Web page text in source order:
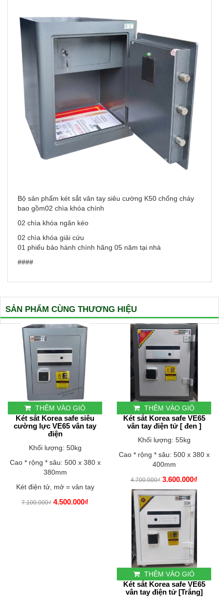
Bộ sản phẩm két sắt vân tay siêu cường K50 chống cháy
bao gồm02 chìa khóa chính
02 chìa khóa ngăn kéo
02 chìa khóa giải cứu
01 phiếu bảo hành chính hãng 05 năm tại nhà
####
SẢN PHẨM CÙNG THƯƠNG HIỆU
THÊM VÀO GIỎ
Két sắt Korea safe siêu
cường lực VE65 vân tay
điện
Khối lượng: 50kg
Cao * rộng * sâu: 500 x 380 x
380mm
Két điện tử, mở = vân tay
7.100.000₫ 4.500.000₫
THÊM VÀO GIỎ
Két sắt Korea safe VE65
vân tay điện tử [ đen ]
Khối lượng: 55kg
Cao * rộng * sâu: 500 x 380 x
400mm
4.700.000₫ 3.600.000₫
THÊM VÀO GIỎ
Két sắt Korea safe VE65
vân tay điện tử [Trắng]